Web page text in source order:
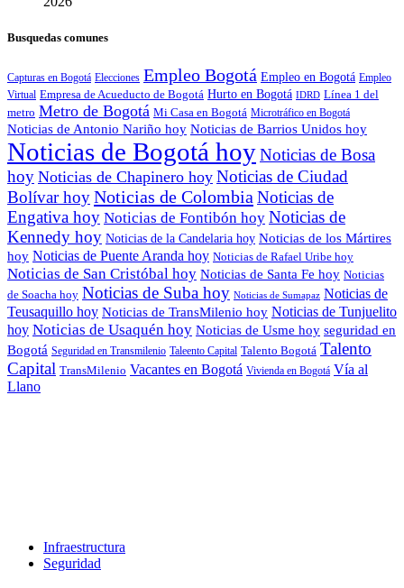
Busquedas comunes
Capturas en Bogotá Elecciones Empleo Bogotá Empleo en Bogotá Empleo
Virtual Empresa de Acueducto de Bogotá Hurto en Bogotá IDRD Línea 1 del
metro Metro de Bogotá Mi Casa en Bogotá Microtráfico en Bogotá
Noticias de Antonio Nariño hoy Noticias de Barrios Unidos hoy
Noticias de Bogotá hoyNoticias de Bosa
hoy Noticias de Chapinero hoy Noticias de Ciudad
Bolívar hoyNoticias de Colombia Noticias de
Engativa hoy Noticias de Fontibón hoy Noticias de
Kennedy hoy Noticias de la Candelaria hoy Noticias de los Mártires
hoy Noticias de Puente Aranda hoy Noticias de Rafael Uribe hoy
Noticias de San Cristóbal hoy Noticias de Santa Fe hoy Noticias
de Soacha hoy Noticias de Suba hoy Noticias de Sumapaz Noticias de
Teusaquillo hoy Noticias de TransMilenio hoy Noticias de Tunjuelito
hoy Noticias de Usaquén hoy Noticias de Usme hoy seguridad en
Bogotá Seguridad en Transmilenio Taleento Capital Talento Bogotá Talento
Capital TransMilenio Vacantes en Bogotá Vivienda en Bogotá Vía al
Llano
Infraestructura
Seguridad